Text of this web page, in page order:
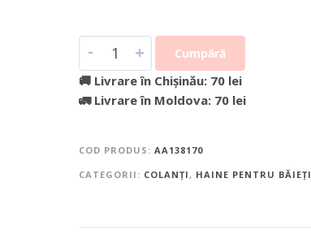
- + Cumpără
🚚 Livrare în Chișinău: 70 lei
🚛 Livrare în Moldova: 70 lei
COD PRODUS: AA138170
CATEGORII: COLANȚI , HAINE PENTRU BĂIEȚI